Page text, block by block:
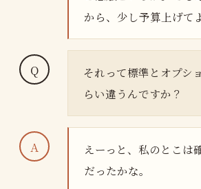
から、少し予算上げて
それって標準とオプシ
らい違うんですか？
えーっと、私のとこは
だったかな。